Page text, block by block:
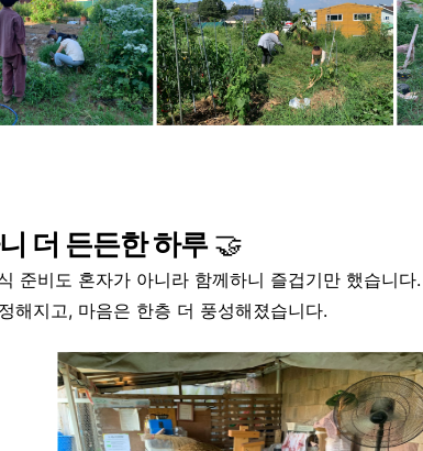
더 든든한 하루🤝
준비도 혼자가 아니라 함께하니 즐겁기만 했습니다
해지고, 마음은 한층 더 풍성해졌습니다.